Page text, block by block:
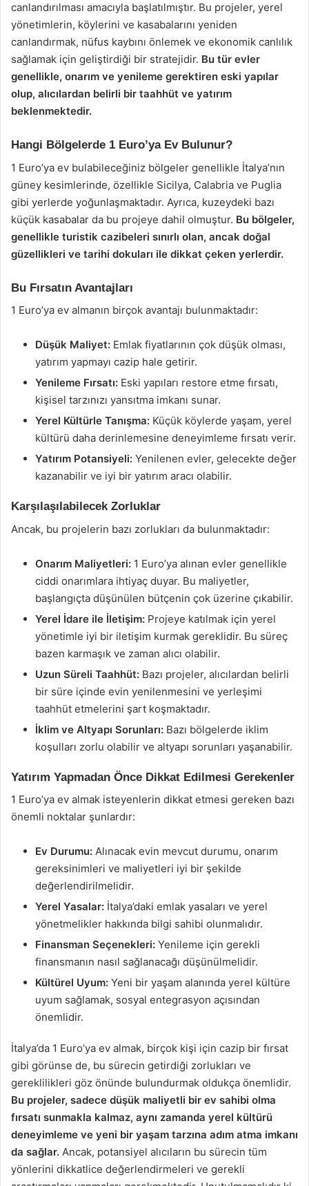
canlandırılması amacıyla başlatılmıştır. Bu projeler, yerel
yönetimlerin, köylerini ve kasabalarını yeniden
canlandırmak, nüfus kaybını önlemek ve ekonomik canlılık
sağlamak için geliştirdiği bir stratejidir. Bu tür evler
genellikle, onarım ve yenileme gerektiren eski yapılar
olup, alıcılardan belirli bir taahhüt ve yatırım
beklenmektedir.
Hangi Bölgelerde 1 Euro’ya Ev Bulunur?
1 Euro’ya ev bulabileceğiniz bölgeler genellikle İtalya’nın
güney kesimlerinde, özellikle Sicilya, Calabria ve Puglia
gibi yerlerde yoğunlaşmaktadır. Ayrıca, kuzeydeki bazı
küçük kasabalar da bu projeye dahil olmuştur. Bu bölgeler,
genellikle turistik cazibeleri sınırlı olan, ancak doğal
güzellikleri ve tarihi dokuları ile dikkat çeken yerlerdir.
Bu Fırsatın Avantajları
1 Euro’ya ev almanın birçok avantajı bulunmaktadır:
Düşük Maliyet: Emlak fiyatlarının çok düşük olması,
yatırım yapmayı cazip hale getirir.
Yenileme Fırsatı: Eski yapıları restore etme fırsatı,
kişisel tarzınızı yansıtma imkanı sunar.
Yerel Kültürle Tanışma: Küçük köylerde yaşam, yerel
kültürü daha derinlemesine deneyimleme fırsatı verir.
Yatırım Potansiyeli: Yenilenen evler, gelecekte değer
kazanabilir ve iyi bir yatırım aracı olabilir.
Karşılaşılabilecek Zorluklar
Ancak, bu projelerin bazı zorlukları da bulunmaktadır:
Onarım Maliyetleri: 1 Euro’ya alınan evler genellikle
ciddi onarımlara ihtiyaç duyar. Bu maliyetler,
başlangıçta düşünülen bütçenin çok üzerine çıkabilir.
Yerel İdare ile İletişim: Projeye katılmak için yerel
yönetimle iyi bir iletişim kurmak gereklidir. Bu süreç
bazen karmaşık ve zaman alıcı olabilir.
Uzun Süreli Taahhüt: Bazı projeler, alıcılardan belirli
bir süre içinde evin yenilenmesini ve yerleşimi
taahhüt etmelerini şart koşmaktadır.
İklim ve Altyapı Sorunları: Bazı bölgelerde iklim
koşulları zorlu olabilir ve altyapı sorunları yaşanabilir.
Yatırım Yapmadan Önce Dikkat Edilmesi Gerekenler
1 Euro’ya ev almak isteyenlerin dikkat etmesi gereken bazı
önemli noktalar şunlardır:
Ev Durumu: Alınacak evin mevcut durumu, onarım
gereksinimleri ve maliyetleri iyi bir şekilde
değerlendirilmelidir.
Yerel Yasalar: İtalya’daki emlak yasaları ve yerel
yönetmelikler hakkında bilgi sahibi olunmalıdır.
Finansman Seçenekleri: Yenileme için gerekli
finansmanın nasıl sağlanacağı düşünülmelidir.
Kültürel Uyum: Yeni bir yaşam alanında yerel kültüre
uyum sağlamak, sosyal entegrasyon açısından
önemlidir.
İtalya’da 1 Euro’ya ev almak, birçok kişi için cazip bir fırsat
gibi görünse de, bu sürecin getirdiği zorlukları ve
gereklilikleri göz önünde bulundurmak oldukça önemlidir.
Bu projeler, sadece düşük maliyetli bir ev sahibi olma
fırsatı sunmakla kalmaz, aynı zamanda yerel kültürü
deneyimleme ve yeni bir yaşam tarzına adım atma imkanı
da sağlar. Ancak, potansiyel alıcıların bu sürecin tüm
yönlerini dikkatlice değerlendirmeleri ve gerekli